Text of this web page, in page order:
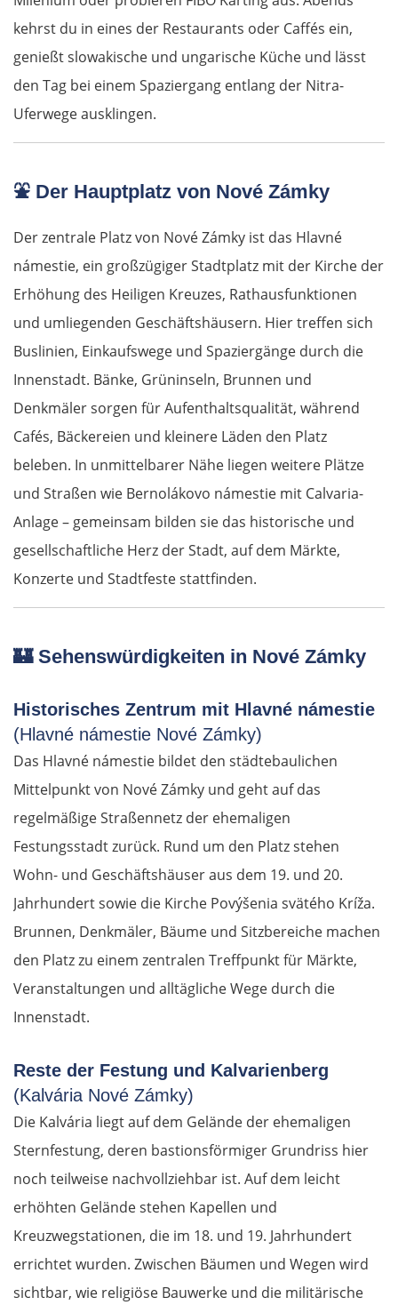
kehrst du in eines der Restaurants oder Caffés ein,
genießt slowakische und ungarische Küche und lässt
den Tag bei einem Spaziergang entlang der Nitra-
Uferwege ausklingen.
⛲ Der Hauptplatz von Nové Zámky
Der zentrale Platz von Nové Zámky ist das Hlavné
námestie, ein großzügiger Stadtplatz mit der Kirche der
Erhöhung des Heiligen Kreuzes, Rathausfunktionen
und umliegenden Geschäftshäusern. Hier treffen sich
Buslinien, Einkaufswege und Spaziergänge durch die
Innenstadt. Bänke, Grüninseln, Brunnen und
Denkmäler sorgen für Aufenthaltsqualität, während
Cafés, Bäckereien und kleinere Läden den Platz
beleben. In unmittelbarer Nähe liegen weitere Plätze
und Straßen wie Bernolákovo námestie mit Calvaria-
Anlage – gemeinsam bilden sie das historische und
gesellschaftliche Herz der Stadt, auf dem Märkte,
Konzerte und Stadtfeste stattfinden.
🏰Sehenswürdigkeiten in Nové Zámky
Historisches Zentrum mit Hlavné námestie
(Hlavné námestie Nové Zámky)
Das Hlavné námestie bildet den städtebaulichen
Mittelpunkt von Nové Zámky und geht auf das
regelmäßige Straßennetz der ehemaligen
Festungsstadt zurück. Rund um den Platz stehen
Wohn- und Geschäftshäuser aus dem 19. und 20.
Jahrhundert sowie die Kirche Povýšenia svätého Kríža.
Brunnen, Denkmäler, Bäume und Sitzbereiche machen
den Platz zu einem zentralen Treffpunkt für Märkte,
Veranstaltungen und alltägliche Wege durch die
Innenstadt.
Reste der Festung und Kalvarienberg
(Kalvária Nové Zámky)
Die Kalvária liegt auf dem Gelände der ehemaligen
Sternfestung, deren bastionsförmiger Grundriss hier
noch teilweise nachvollziehbar ist. Auf dem leicht
erhöhten Gelände stehen Kapellen und
Kreuzwegstationen, die im 18. und 19. Jahrhundert
errichtet wurden. Zwischen Bäumen und Wegen wird
sichtbar, wie religiöse Bauwerke und die militärische